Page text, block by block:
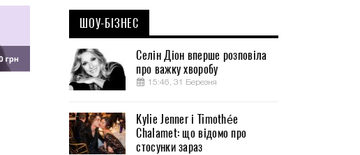
ШОУ-БІЗНЕС
Селін Діон вперше розповіла
про важку хворобу
15:46, 31 Березня
Kylie Jenner і Timothée
Chalamet: що відомо про
стосунки зараз